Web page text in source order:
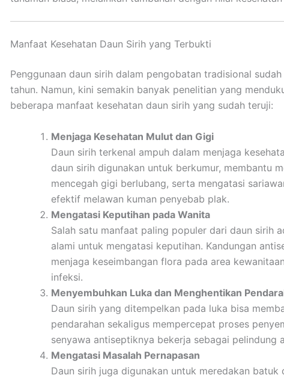
Manfaat Kesehatan Daun Sirih yang Terbukti
Penggunaan daun sirih dalam pengobatan tradisional
tahun. Namun, kini semakin banyak penelitian yang
beberapa manfaat kesehatan daun sirih yang sudah teruji:
Menjaga Kesehatan Mulut dan Gigi
Daun sirih terkenal ampuh dalam menjaga
daun sirih digunakan untuk berkumur, membantu
mencegah gigi berlubang, serta mengatasi
efektif melawan kuman penyebab plak.
Mengatasi Keputihan pada Wanita
Salah satu manfaat paling populer dari daun sirih
alami untuk mengatasi keputihan. Kandungan
menjaga keseimbangan flora pada area
infeksi.
Menyembuhkan Luka dan Menghentikan
Daun sirih yang ditempelkan pada luka bisa
pendarahan sekaligus mempercepat proses
senyawa antiseptiknya bekerja sebagai pelindung
Mengatasi Masalah Pernapasan
Daun sirih juga digunakan untuk meredakan batuk